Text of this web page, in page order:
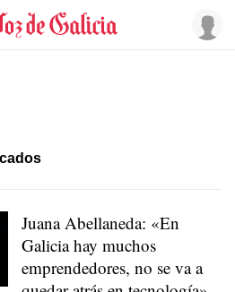
Juana Abellaneda: «En
Galicia hay muchos
emprendedores, no se va a